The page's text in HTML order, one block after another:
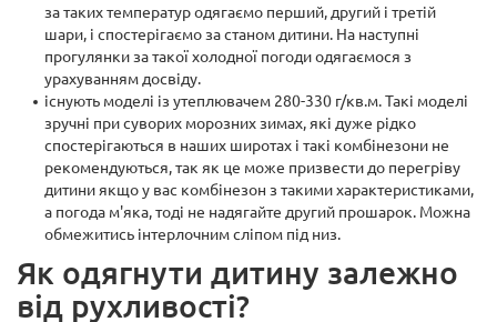
за таких температур одягаємо перший, другий і третій
шари, і спостерігаємо за станом дитини. На наступні
прогулянки за такої холодної погоди одягаємося з
урахуванням досвіду.
існують моделі із утеплювачем 280-330 г/кв.м. Такі моделі
зручні при суворих морозних зимах, які дуже рідко
спостерігаються в наших широтах і такі комбінезони не
рекомендуються, так як це може призвести до перегріву
дитини якщо у вас комбінезон з такими характеристиками,
а погода м'яка, тоді не надягайте другий прошарок. Можна
обмежитись інтерлочним сліпом під низ.
Як одягнути дитину залежно
від рухливості?